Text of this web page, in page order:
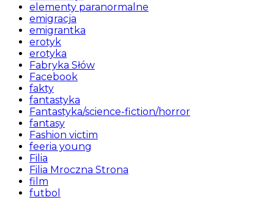
elementy paranormalne
emigracja
emigrantka
erotyk
erotyka
Fabryka Słów
Facebook
fakty
fantastyka
Fantastyka/science-fiction/horror
fantasy
Fashion victim
feeria young
Filia
Filia Mroczna Strona
film
futbol